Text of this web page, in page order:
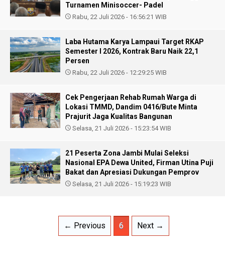
Turnamen Minisoccer- Padel
Rabu, 22 Juli 2026 - 16:56:21 WIB
Laba Hutama Karya Lampaui Target RKAP
Semester I 2026, Kontrak Baru Naik 22,1
Persen
Rabu, 22 Juli 2026 - 12:29:25 WIB
Cek Pengerjaan Rehab Rumah Warga di
Lokasi TMMD, Dandim 0416/Bute Minta
Prajurit Jaga Kualitas Bangunan
Selasa, 21 Juli 2026 - 15:23:54 WIB
21 Peserta Zona Jambi Mulai Seleksi
Nasional EPA Dewa United, Firman Utina Puji
Bakat dan Apresiasi Dukungan Pemprov
Selasa, 21 Juli 2026 - 15:19:23 WIB
← Previous 6 Next →